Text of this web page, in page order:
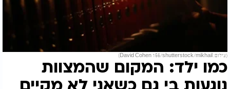
(צילום: David Cohen 156/shutterstock/mikhail)
כמו ילד: המקום שהמצוות